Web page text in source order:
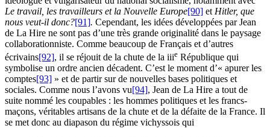
Le travail, les travailleurs et la Nouvelle Europe[90] et Hitler, que
nous veut-il donc?[91]. Cependant, les idées développées par Jean
de La Hire ne sont pas d’une très grande originalité dans le paysage
collaborationniste. Comme beaucoup de Français et d’autres
écrivains[92], il se réjouit de la chute de la iiie République qui
symbolise un ordre ancien décadent. C’est le moment d’« apurer les
comptes[93] » et de partir sur de nouvelles bases politiques et
sociales. Comme nous l’avons vu[94], Jean de La Hire a tout de
suite nommé les coupables : les hommes politiques et les francs-
maçons, véritables artisans de la chute et de la défaite de la France. Il
se met donc au diapason du régime vichyssois qui